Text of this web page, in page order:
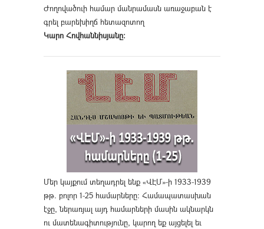
Ժողովածուի համար մանրամասն առաջաբան է
գրել բարեխիղճ հետազոտող
Կարո Հովհաննիսյանը։
Մեր կայքում տեղադրել ենք «ՎԷՄ»-ի 1933-1939
թթ. բոլոր 1-25 համարները։ Համապատասխան
էջը, ներառյալ այդ համարների մասին ակնարկն
ու մատենագիտությունը, կարող եք այցելել եւ